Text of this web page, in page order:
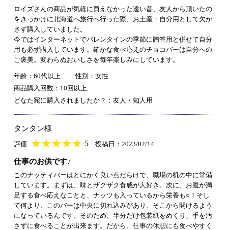
ロイズさんの商品が気軽に買えなかった遠い昔、友人から頂いたの
をきっかけに北海道へ旅行へ行った際、お土産・自分用として欠か
さず購入していました。
今ではインターネットでバレンタインの季節に贈答用と併せて自分
用も必ず購入しています。確かな食べ応えのチョコバーは自分への
ご褒美。変わらぬおいしさを毎年楽しみにしています。
年齢：60代以上
性別：女性
商品購入回数：10回以上
どなた宛に購入されましたか？：友人・知人用
タンタン様
評価 ★★★★★
★★★★★ 5 投稿日：2023/02/14
仕事のお供です♪
このナッティバーはとにかく良い点だらけで、職場の机の中に常備
しています。まずは、味とザクザク食感が大好き。次に、お腹が満
足する食べ応えなことと、ナッツも入っているから栄養も○！そし
て何より、このバーは中央に切れ込みがあり、そこから開けるよう
になっているんです。そのため、半分だけ包装紙をめくり、手を汚
さずに食べることが出来ます。だから、仕事の休憩にも食べやすく